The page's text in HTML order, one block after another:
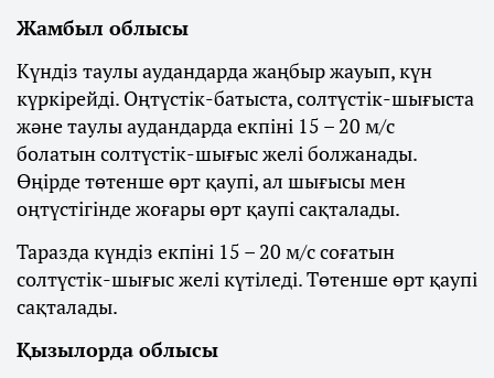
Жамбыл облысы
Күндіз таулы аудандарда жаңбыр жауып, күн
күркірейді. Оңтүстік-батыста, солтүстік-шығыста
және таулы аудандарда екпіні 15 – 20 м/с
болатын солтүстік-шығыс желі болжанады.
Өңірде төтенше өрт қаупі, ал шығысы мен
оңтүстігінде жоғары өрт қаупі сақталады.
Таразда күндіз екпіні 15 – 20 м/с соғатын
солтүстік-шығыс желі күтіледі. Төтенше өрт қаупі
сақталады.
Қызылорда облысы